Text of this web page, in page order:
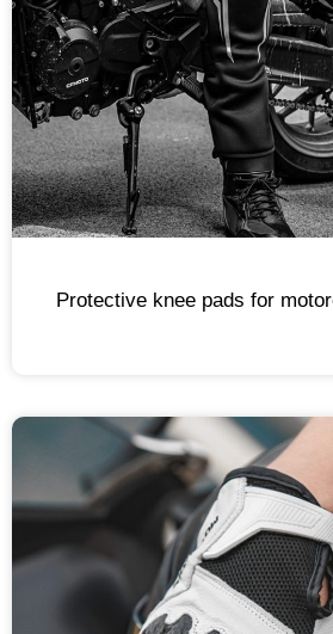
Protective knee pads for